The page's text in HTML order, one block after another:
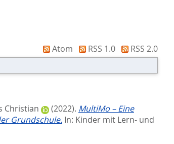
Atom RSS 1.0
RSS 2.0
Christian (2022). MultiMo – Eine
Grundschule. In: Kinder mit Lern- und